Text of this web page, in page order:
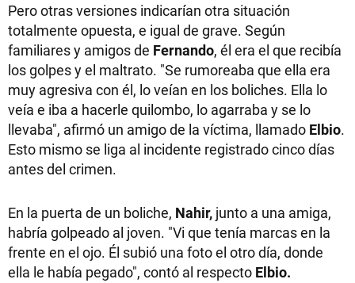
Pero otras versiones indicarían otra situación
totalmente opuesta, e igual de grave. Según
familiares y amigos de Fernando, él era el que recibía
los golpes y el maltrato. "Se rumoreaba que ella era
muy agresiva con él, lo veían en los boliches. Ella lo
veía e iba a hacerle quilombo, lo agarraba y se lo
llevaba", afirmó un amigo de la víctima, llamado Elbio.
Esto mismo se liga al incidente registrado cinco días
antes del crimen.
En la puerta de un boliche, Nahir, junto a una amiga,
habría golpeado al joven. "Vi que tenía marcas en la
frente en el ojo. Él subió una foto el otro día, donde
ella le había pegado", contó al respecto Elbio.